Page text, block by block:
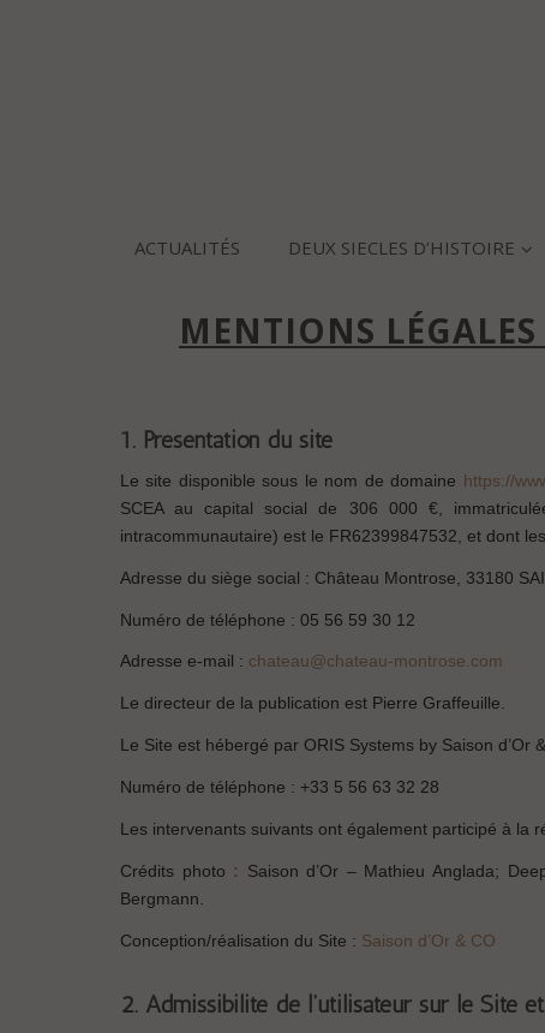
ACTUALITÉS DEUX SIECLES D’HISTOIRE
MENTIONS
1. Présentation du site
Le site disponible sous le nom de domaine https://
SCEA au capital social de 306 000 €,
intracommunautaire) est le FR62399847532, et dont
Adresse du siège social : Château Montrose, 33180
Numéro de téléphone : 05 56 59 30 12
Adresse e-mail : chateau@chateau-montrose.com
Le directeur de la publication est Pierre Graffeuille.
Le Site est hébergé par ORIS Systems by Saison
Numéro de téléphone : +33 5 56 63 32 28
Les intervenants suivants ont également participé à la
Crédits photo : Saison d’Or – Mathieu Anglada;
Bergmann.
Conception/réalisation du Site : Saison d’Or & CO
2. Admissibilité de l’utilisateur sur le Site